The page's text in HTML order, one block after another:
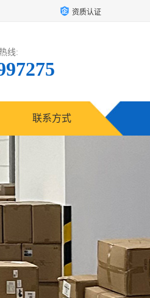
资质认证
线:
联系方式